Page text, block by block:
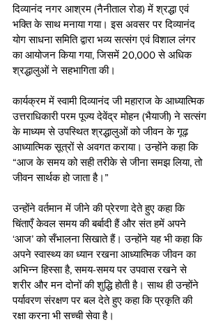
दिव्यानंद नगर आश्रम (नैनीताल रोड) में श्रद्धा एवं
भक्ति के साथ मनाया गया। इस अवसर पर दिव्यानंद
योग साधना समिति द्वारा भव्य सत्संग एवं विशाल लंगर
का आयोजन किया गया, जिसमें 20,000 से अधिक
श्रद्धालुओं ने सहभागिता की।
कार्यक्रम में स्वामी दिव्यानंद जी महाराज के आध्यात्मिक
उत्तराधिकारी परम पूज्य देवेंद्र मोहन (भैयाजी) ने सत्संग
के माध्यम से उपस्थित श्रद्धालुओं को जीवन के गूढ़
आध्यात्मिक सूत्रों से अवगत कराया। उन्होंने कहा कि
“आज के समय को सही तरीके से जीना समझ लिया, तो
जीवन सार्थक हो जाता है।”
उन्होंने वर्तमान में जीने की प्रेरणा देते हुए कहा कि
चिंताएँ केवल समय की बर्बादी हैं और संत हमें अपने
‘आज’ को सँभालना सिखाते हैं। उन्होंने यह भी कहा कि
अपने स्वास्थ्य का ध्यान रखना आध्यात्मिक जीवन का
अभिन्न हिस्सा है, समय-समय पर उपवास रखने से
शरीर और मन दोनों की शुद्धि होती है। साथ ही उन्होंने
पर्यावरण संरक्षण पर बल देते हुए कहा कि प्रकृति की
रक्षा करना भी सच्ची सेवा है।